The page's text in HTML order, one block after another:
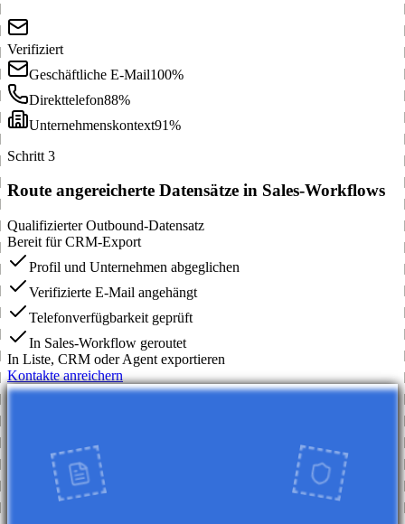
Verifiziert
Geschäftliche E-Mail100%
Direkttelefon88%
Unternehmenskontext91%
Schritt 3
Route angereicherte Datensätze in Sales-Workflows
Qualifizierter Outbound-Datensatz
Bereit für CRM-Export
Profil und Unternehmen abgeglichen
Verifizierte E-Mail angehängt
Telefonverfügbarkeit geprüft
In Sales-Workflow geroutet
In Liste, CRM oder Agent exportieren
Kontakte anreichern